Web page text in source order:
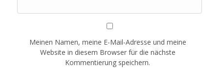
Meinen Namen, meine E-Mail-Adresse und meine
Website in diesem Browser für die nächste
Kommentierung speichern.